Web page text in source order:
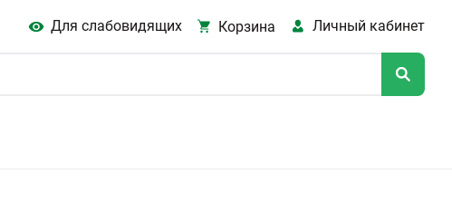
Для слабовидящих Корзина Личный кабинет